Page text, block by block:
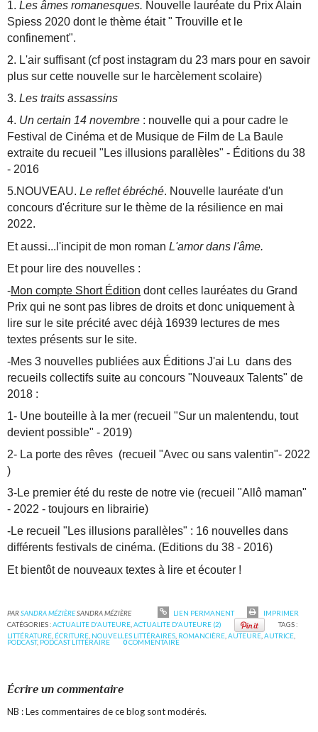
1. Les âmes romanesques. Nouvelle lauréate du Prix Alain
Spiess 2020 dont le thème était " Trouville et le
confinement".
2. L'air suffisant (cf post instagram du 23 mars pour en savoir
plus sur cette nouvelle sur le harcèlement scolaire)
3. Les traits assassins
4. Un certain 14 novembre : nouvelle qui a pour cadre le
Festival de Cinéma et de Musique de Film de La Baule
extraite du recueil "Les illusions parallèles" - Éditions du 38
- 2016
5.NOUVEAU.Le reflet ébréché. Nouvelle lauréate d'un
concours d'écriture sur le thème de la résilience en mai
2022.
Et aussi...l'incipit de mon romanL'amor dans l'âme.
Et pour lire des nouvelles :
-Mon compte Short Édition dont celles lauréates du Grand
Prix qui ne sont pas libres de droits et donc uniquement à
lire sur le site précité avec déjà 16939 lectures de mes
textes présents sur le site.
-Mes 3 nouvelles publiées aux Éditions J'ai Lu dans des
recueils collectifs suite au concours "Nouveaux Talents" de
2018 :
1- Une bouteille à la mer (recueil "Sur un malentendu, tout
devient possible" - 2019)
2- La porte des rêves (recueil "Avec ou sans valentin"- 2022
)
3-Le premier été du reste de notre vie (recueil "Allô maman"
- 2022 - toujours en librairie)
-Le recueil "Les illusions parallèles" : 16 nouvelles dans
différents festivals de cinéma. (Editions du 38 - 2016)
Et bientôt de nouveaux textes à lire et écouter !
PARSANDRA MÉZIÈRESANDRA MÉZIÈRE LIEN PERMANENT
IMPRIMER
CATÉGORIES :ACTUALITE D'AUTEURE ,ACTUALITE D'AUTEURE (2)
TAGS :
LITTÉRATURE, ÉCRITURE, NOUVELLES LITTÉRAIRES, ROMANCIÈRE,AUTEURE,AUTRICE,
PODCAST, PODCAST LITTÉRAIRE 0COMMENTAIRE
Écrire un commentaire
NB : Les commentaires de ce blog sont modérés.